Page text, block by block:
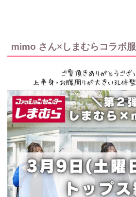
mimo さん×しまむらコラボ服